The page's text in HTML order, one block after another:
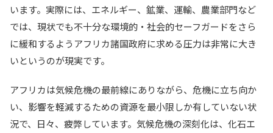
います。実際には、エネルギー、鉱業、運輸、農業部門など
では、現状でも不十分な環境的・社会的セーフガードをさら
に緩和するようアフリカ諸国政府に求める圧力は非常に大き
いというのが現実です。
アフリカは気候危機の最前線にありながら、危機に立ち向か
い、影響を軽減するための資源を最小限しか有していない状
況で、日々、疲弊しています。気候危機の深刻化は、化石エ